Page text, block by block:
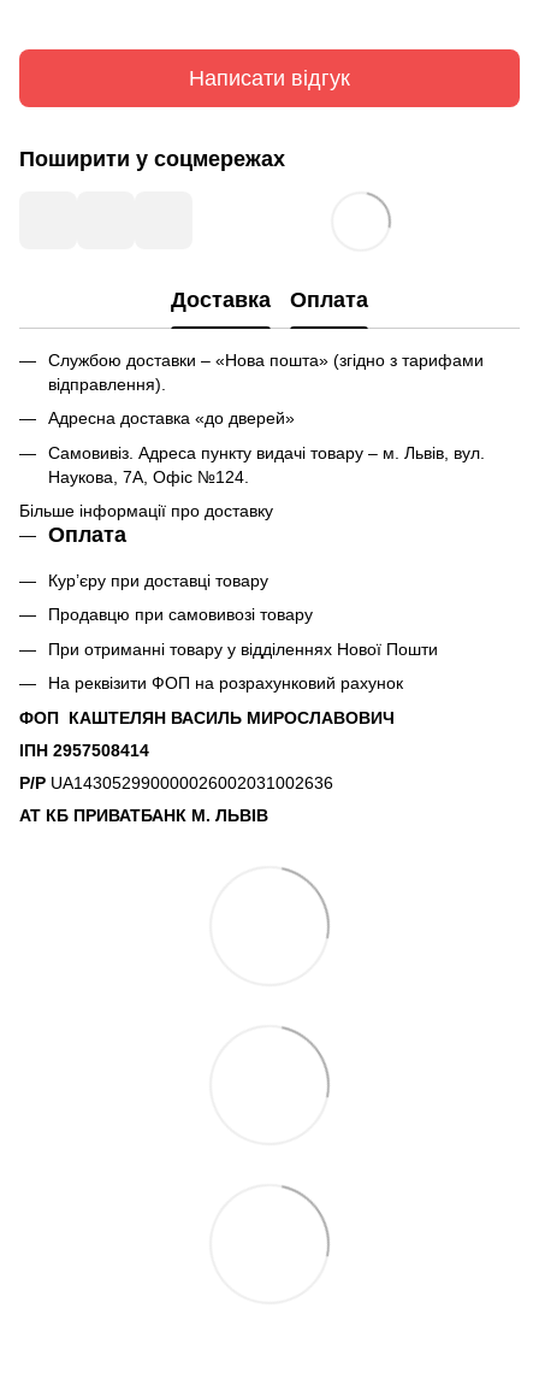
Написати відгук
Поширити у соцмережах
Доставка Оплата
Службою доставки – «Нова пошта» (згідно з тарифами
відправлення).
Адресна доставка «до дверей»
Самовивіз. Адреса пункту видачі товару – м. Львів, вул.
Наукова, 7А, Офіс №124.
Більше інформації про доставку
Оплата
Кур’єру при доставці товару
Продавцю при самовивозі товару
При отриманні товару у відділеннях Нової Пошти
На реквізити ФОП на розрахунковий рахунок
ФОП КАШТЕЛЯН ВАСИЛЬ МИРОСЛАВОВИЧ
ІПН 2957508414
Р/Р UA143052990000026002031002636
АТ КБ ПРИВАТБАНК М. ЛЬВІВ